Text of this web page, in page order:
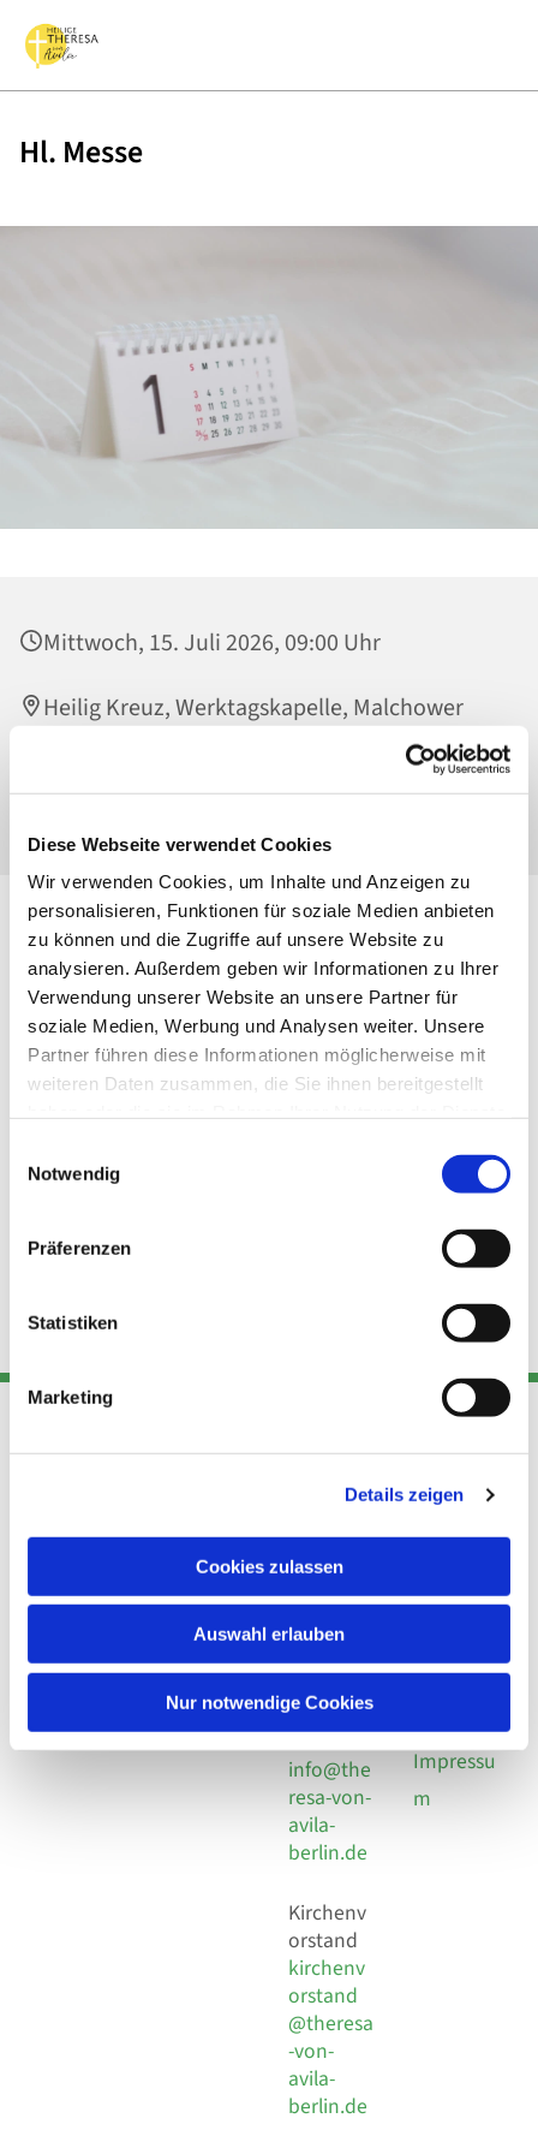
Diese Webseite verwendet Cookies
Wir verwenden Cookies, um Inhalte und Anzeigen zu
personalisieren, Funktionen für soziale Medien anbieten
zu können und die Zugriffe auf unsere Website zu
analysieren. Außerdem geben wir Informationen zu Ihrer
Verwendung unserer Website an unsere Partner für
soziale Medien, Werbung und Analysen weiter. Unsere
Partner führen diese Informationen möglicherweise mit
weiteren Daten zusammen, die Sie ihnen bereitgestellt
Notwendig
Präferenzen
Statistiken
Marketing
Details zeigen
Cookies zulassen
Auswahl erlauben
Nur notwendige Cookies
Hl. Messe
Mittwoch, 15. Juli 2026, 09:00 Uhr
Heilig Kreuz, Werktagskapelle, Malchower
Katholische
Kirchengemeinde Pfarrei
Hl. Theresa von Avila Berlin
Nordost
Leitender Pfarrer - Norbert
Pomplun
13086 Berlin
Kont
Telefon
+49 30
924 64 28
Fax +49
30 924 54
18
E-Mail
info@the
resa-von-
avila-
berlin.de
Kirchenv
orstand
kirchenv
orstand
@theresa
-von-
avila-
berlin.de
Links
Datensch
Datensch
Media
Impressu
m